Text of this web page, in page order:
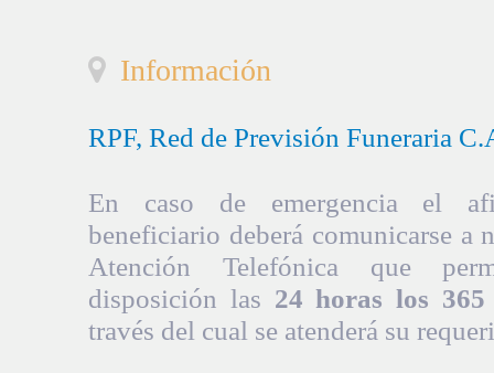
Información
RPF, Red de Previsión Funeraria
En caso de emergencia el
beneficiario deberá comunicarse a
Atención Telefónica que
disposición las 24 horas los
través del cual se atenderá su